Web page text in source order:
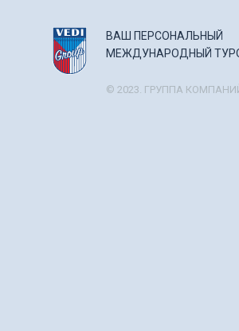
ВАШ ПЕРСОНАЛЬНЫЙ
МЕЖДУНАРОДНЫЙ
© 2023. ГРУППА